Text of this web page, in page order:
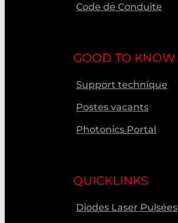
Code de Conduite
GOOD TO KNOW
Support technique
Postes vacants
Photonics Portal
QUICKLINKS
Diodes Laser Pulsées